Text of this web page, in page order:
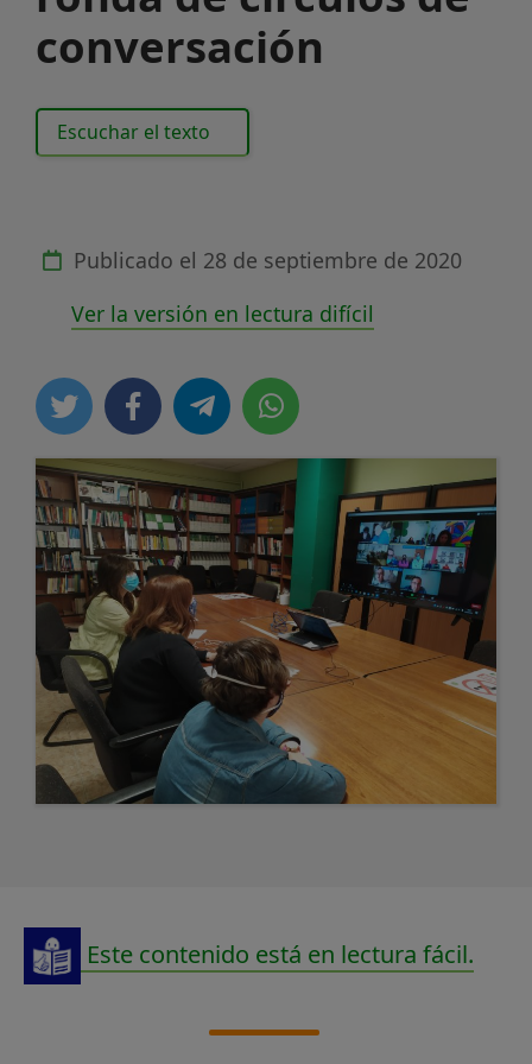
conversación
Escuchar el texto
Publicado el 28 de septiembre de 2020
Ver la versión en lectura difícil
Este contenido está en lectura fácil.